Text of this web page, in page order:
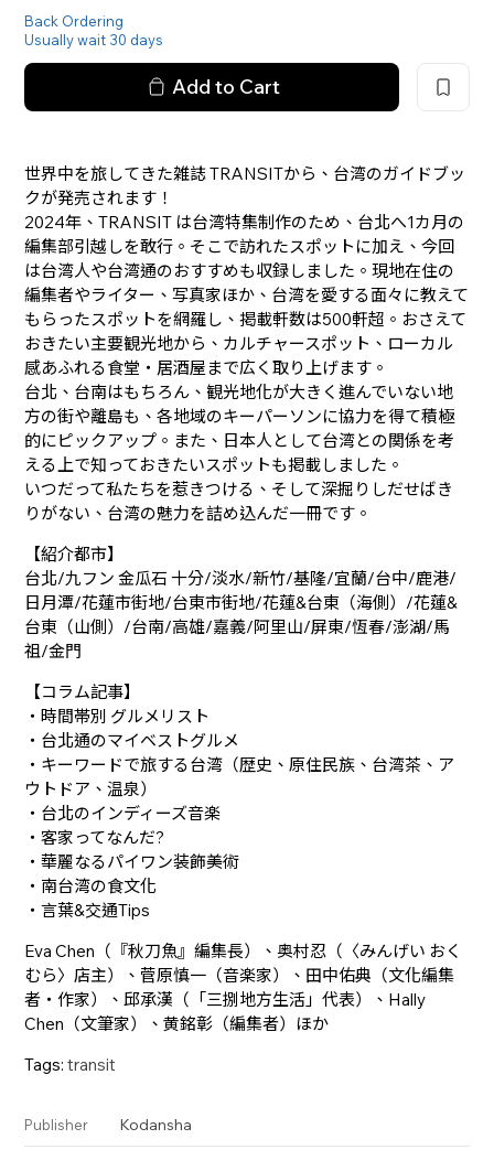
Back Ordering
Usually wait 30 days
Add to Cart
世界中を旅してきた雑誌 TRANSITから、台湾のガイドブッ
クが発売されます！
2024年、TRANSIT は台湾特集制作のため、台北へ1カ月の
編集部引越しを敢行。そこで訪れたスポットに加え、今回
は台湾人や台湾通のおすすめも収録しました。現地在住の
編集者やライター、写真家ほか、台湾を愛する面々に教えて
もらったスポットを網羅し、掲載軒数は500軒超。おさえて
おきたい主要観光地から、カルチャースポット、ローカル
感あふれる食堂・居酒屋まで広く取り上げます。
台北、台南はもちろん、観光地化が大きく進んでいない地
方の街や離島も、各地域のキーパーソンに協力を得て積極
的にピックアップ。また、日本人として台湾との関係を考
える上で知っておきたいスポットも掲載しました。
いつだって私たちを惹きつける、そして深掘りしだせばき
りがない、台湾の魅力を詰め込んだ一冊です。
【紹介都市】
台北/九フン 金瓜石 十分/淡水/新竹/基隆/宜蘭/台中/鹿港/
日月潭/花蓮市街地/台東市街地/花蓮&台東（海側）/花蓮&
台東（山側）/台南/高雄/嘉義/阿里山/屏東/恆春/澎湖/馬
祖/金門
【コラム記事】
・時間帯別 グルメリスト
・台北通のマイベストグルメ
・キーワードで旅する台湾（歴史、原住民族、台湾茶、ア
ウトドア、温泉）
・台北のインディーズ音楽
・客家ってなんだ?
・華麗なるパイワン装飾美術
・南台湾の食文化
・言葉&交通Tips
Eva Chen（『秋刀魚』編集長）、奥村忍（〈みんげい おく
むら〉店主）、菅原慎一（音楽家）、田中佑典（文化編集
者・作家）、邱承漢（「三捌地方生活」代表）、Hally
Chen（文筆家）、黄銘彰（編集者）ほか
Tags: transit
Publisher Kodansha